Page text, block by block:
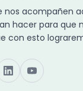
acompañen
hacer para que
con esto